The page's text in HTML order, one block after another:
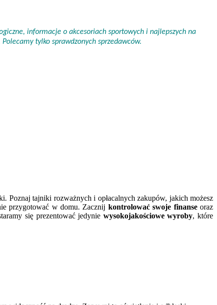
informacje o akcesoriach sportowych i najlepszych na
tylko sprawdzonych sprzedawców.
Poznaj tajniki rozważnych i opłacalnych zakupów, jakich możesz
przygotować w domu. Zacznij kontrolować swoje finanseoraz
się prezentować jedynie wysokojakościowe wyroby, które